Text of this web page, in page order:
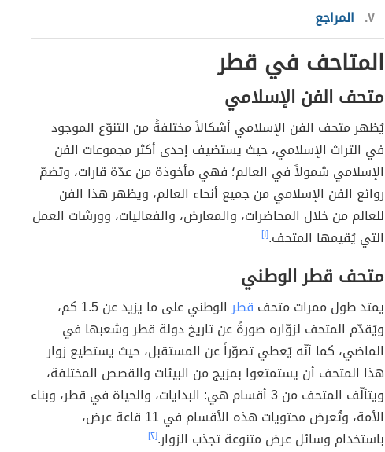
٧ المراجع
المتاحف في قطر
متحف الفن الإسلامي
يُظهر متحف الفن الإسلامي أشكالاً مختلفةً من التنوّع الموجود
في التراث الإسلامي، حيث يستضيف إحدى أكثر مجموعات الفن
الإسلامي شمولاً في العالم؛ فهي مأخوذة من عدّة قارات، وتضمّ
روائع الفن الإسلامي من جميع أنحاء العالم، ويظهر هذا الفن
للعالم من خلال المحاضرات، والمعارض، والفعاليات، وورشات العمل
التي يُقيمها المتحف.[١]
متحف قطر الوطني
يمتد طول ممرات متحف قطر
الوطني على ما يزيد عن 1.5 كم،
ويُقدّم المتحف لزوّاره صورةً عن تاريخ دولة قطر وشعبها في
الماضي، كما أنّه يُعطي تصوّراً عن المستقبل، حيث يستطيع زوار
هذا المتحف أن يستمتعوا بمزيج من البيئات والقصص المختلفة،
ويتألّف المتحف من 3 أقسام هي: البدايات، والحياة في قطر، وبناء
الأمة، وتُعرض محتويات هذه الأقسام في 11 قاعة عرض،
باستخدام وسائل عرض متنوعة تجذب الزوار.[٢]